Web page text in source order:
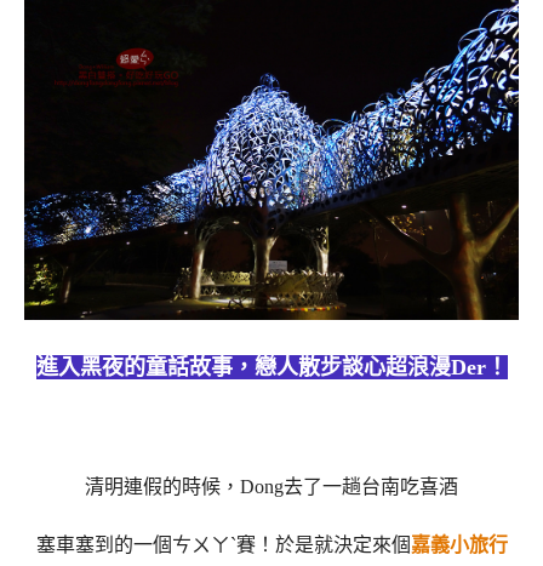
進入黑夜的童話故事，戀人散步談心超浪漫Der！
清明連假的時候，Dong去了一趟台南吃喜酒
塞車塞到的一個ㄘㄨㄚˋ賽！於是就決定來個嘉義小旅行